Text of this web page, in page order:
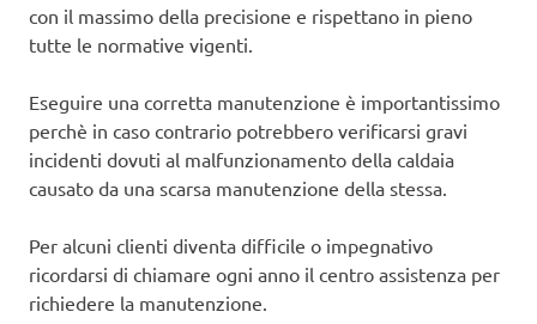
con il massimo della precisione e rispettano in pieno
tutte le normative vigenti.
Eseguire una corretta manutenzione è importantissimo
perchè in caso contrario potrebbero verificarsi gravi
incidenti dovuti al malfunzionamento della caldaia
causato da una scarsa manutenzione della stessa.
Per alcuni clienti diventa difficile o impegnativo
ricordarsi di chiamare ogni anno il centro assistenza per
richiedere la manutenzione.